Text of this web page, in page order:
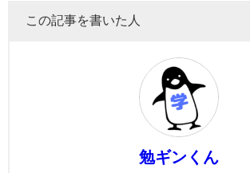
この記事を書いた人
勉ギンくん